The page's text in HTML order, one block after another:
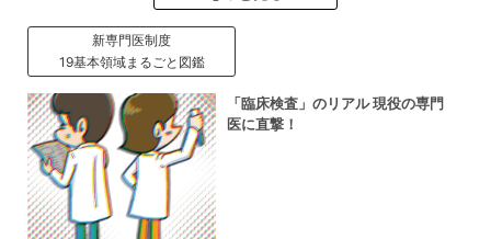
新専門医制度
19基本領域まるごと図鑑
「臨床検査」のリアル 現役の専門
医に直撃！